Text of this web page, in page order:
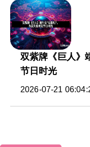
双紫牌《巨人》
节日时光
2026-07-21